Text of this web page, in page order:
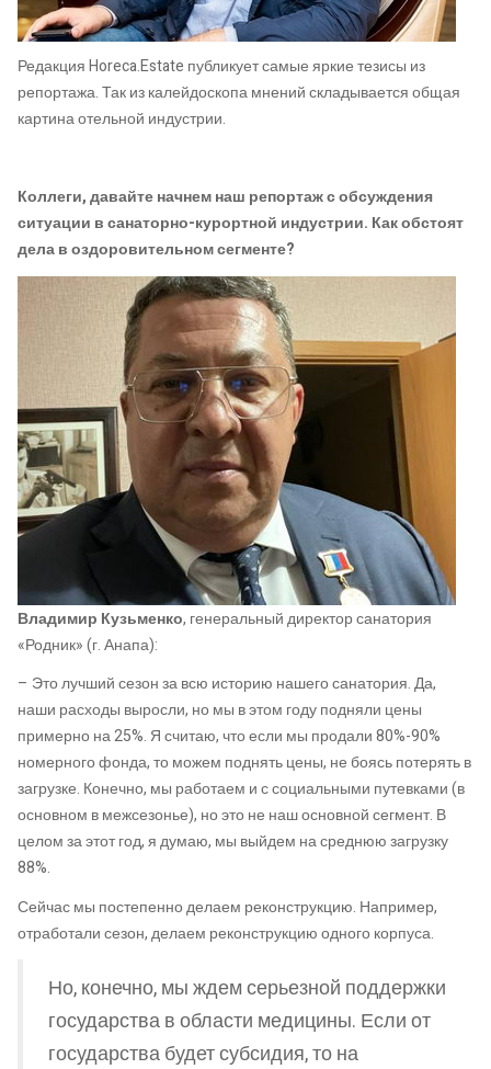
Редакция Horeca.Estate публикует самые яркие тезисы из
репортажа. Так из калейдоскопа мнений складывается общая
картина отельной индустрии.
Коллеги, давайте начнем наш репортаж с обсуждения
ситуации в санаторно-курортной индустрии. Как обстоят
дела в оздоровительном сегменте?
Владимир Кузьменко, генеральный директор санатория
«Родник» (г. Анапа):
– Это лучший сезон за всю историю нашего санатория. Да,
наши расходы выросли, но мы в этом году подняли цены
примерно на 25%. Я считаю, что если мы продали 80%-90%
номерного фонда, то можем поднять цены, не боясь потерять в
загрузке. Конечно, мы работаем и с социальными путевками (в
основном в межсезонье), но это не наш основной сегмент. В
целом за этот год, я думаю, мы выйдем на среднюю загрузку
88%.
Сейчас мы постепенно делаем реконструкцию. Например,
отработали сезон, делаем реконструкцию одного корпуса.
Но, конечно, мы ждем серьезной поддержки
государства в области медицины. Если от
государства будет субсидия, то на